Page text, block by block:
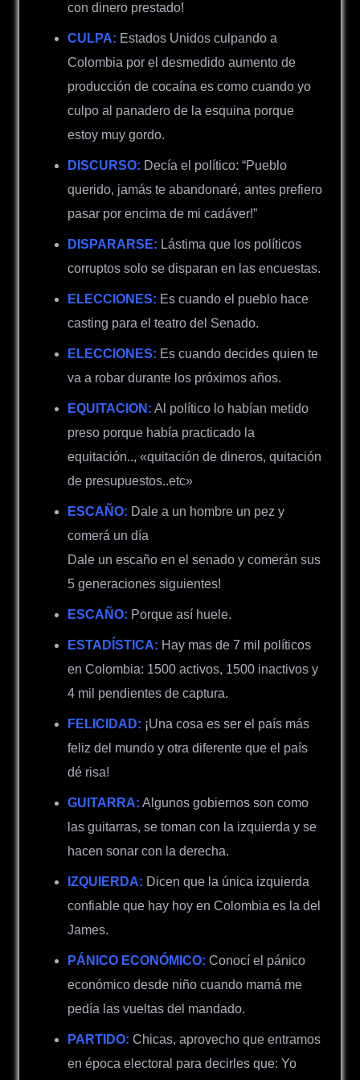
con dinero prestado!
CULPA: Estados Unidos culpando a
Colombia por el desmedido aumento de
producción de cocaína es como cuando yo
culpo al panadero de la esquina porque
estoy muy gordo.
DISCURSO: Decía el político: “Pueblo
querido, jamás te abandonaré, antes prefiero
pasar por encima de mi cadáver!”
DISPARARSE: Lástima que los políticos
corruptos solo se disparan en las encuestas.
ELECCIONES: Es cuando el pueblo hace
casting para el teatro del Senado.
ELECCIONES: Es cuando decides quien te
va a robar durante los próximos años.
EQUITACION: Al político lo habían metido
preso porque había practicado la
equitación.., «quitación de dineros, quitación
de presupuestos..etc»
ESCAÑO: Dale a un hombre un pez y
comerá un día
Dale un escaño en el senado y comerán sus
5 generaciones siguientes!
ESCAÑO: Porque así huele.
ESTADÍSTICA: Hay mas de 7 mil políticos
en Colombia: 1500 activos, 1500 inactivos y
4 mil pendientes de captura.
FELICIDAD: ¡Una cosa es ser el país más
feliz del mundo y otra diferente que el país
dé risa!
GUITARRA: Algunos gobiernos son como
las guitarras, se toman con la izquierda y se
hacen sonar con la derecha.
IZQUIERDA: Dicen que la única izquierda
confiable que hay hoy en Colombia es la del
James.
PÁNICO ECONÓMICO: Conocí el pánico
económico desde niño cuando mamá me
pedía las vueltas del mandado.
PARTIDO: Chicas, aprovecho que entramos
en época electoral para decirles que: Yo